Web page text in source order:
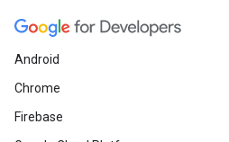
Android
Chrome
Firebase